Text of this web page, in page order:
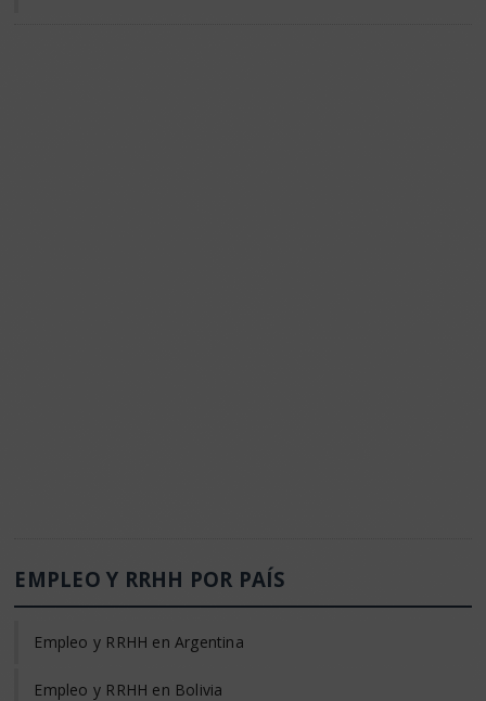
EMPLEO Y RRHH POR PAÍS
Empleo y RRHH en Argentina
Empleo y RRHH en Bolivia